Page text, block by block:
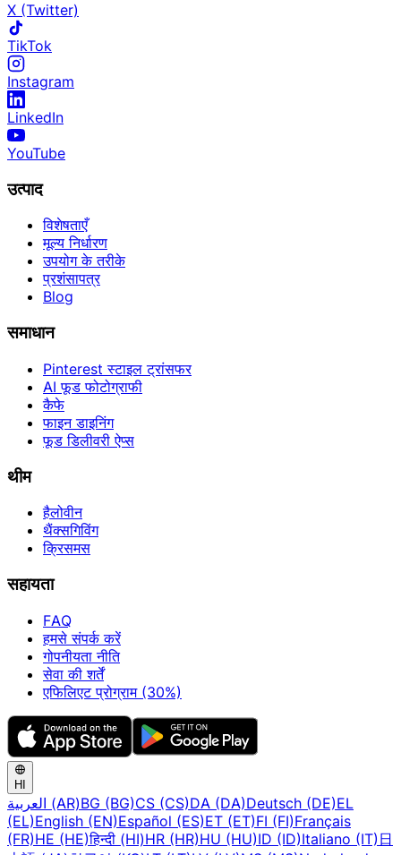
X (Twitter)
TikTok
Instagram
LinkedIn
YouTube
उत्पाद
विशेषताएँ
मूल्य निर्धारण
उपयोग के तरीके
प्रशंसापत्र
Blog
समाधान
Pinterest स्टाइल ट्रांसफर
AI फूड फोटोग्राफी
कैफे
फाइन डाइनिंग
फूड डिलीवरी ऐप्स
थीम
हैलोवीन
थैंक्सगिविंग
क्रिसमस
सहायता
FAQ
हमसे संपर्क करें
गोपनीयता नीति
सेवा की शर्तें
एफिलिएट प्रोग्राम (30%)
HI
العربية (AR)BG (BG)CS (CS)DA (DA)Deutsch (DE)EL
(EL)English (EN)Español (ES)ET (ET)FI (FI)Français
(FR)HE (HE)हिन्दी (HI)HR (HR)HU (HU)ID (ID)Italiano (IT) 日